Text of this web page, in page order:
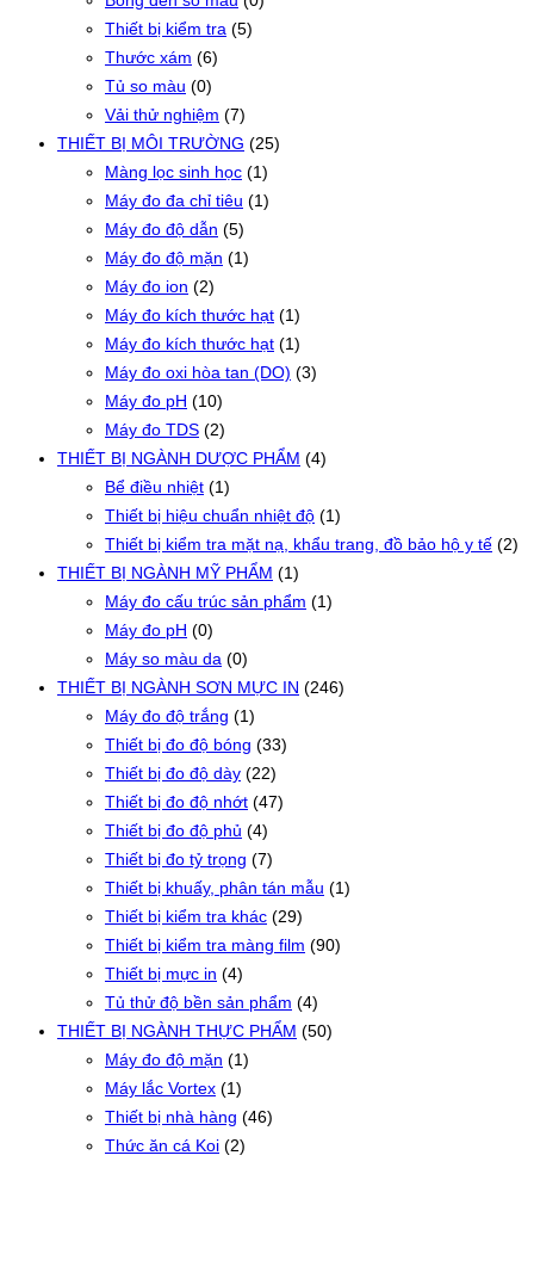
Thiết bị kiểm tra (5)
Thước xám (6)
Tủ so màu (0)
Vải thử nghiệm (7)
THIẾT BỊ MÔI TRƯỜNG (25)
Màng lọc sinh học (1)
Máy đo đa chỉ tiêu (1)
Máy đo độ dẫn (5)
Máy đo độ mặn (1)
Máy đo ion (2)
Máy đo kích thước hạt (1)
Máy đo kích thước hạt (1)
Máy đo oxi hòa tan (DO) (3)
Máy đo pH (10)
Máy đo TDS (2)
THIẾT BỊ NGÀNH DƯỢC PHẨM (4)
Bể điều nhiệt (1)
Thiết bị hiệu chuẩn nhiệt độ (1)
Thiết bị kiểm tra mặt nạ, khẩu trang, đồ bảo hộ y tế (2)
THIẾT BỊ NGÀNH MỸ PHẨM (1)
Máy đo cấu trúc sản phẩm (1)
Máy đo pH (0)
Máy so màu da (0)
THIẾT BỊ NGÀNH SƠN MỰC IN (246)
Máy đo độ trắng (1)
Thiết bị đo độ bóng (33)
Thiết bị đo độ dày (22)
Thiết bị đo độ nhớt (47)
Thiết bị đo độ phủ (4)
Thiết bị đo tỷ trọng (7)
Thiết bị khuấy, phân tán mẫu (1)
Thiết bị kiểm tra khác (29)
Thiết bị kiểm tra màng film (90)
Thiết bị mực in (4)
Tủ thử độ bền sản phẩm (4)
THIẾT BỊ NGÀNH THỰC PHẨM (50)
Máy đo độ mặn (1)
Máy lắc Vortex (1)
Thiết bị nhà hàng (46)
Thức ăn cá Koi (2)